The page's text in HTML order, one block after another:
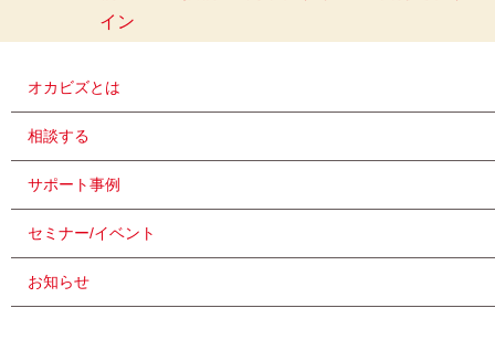
イン
オカビズとは
相談する
サポート事例
セミナー/イベント
お知らせ